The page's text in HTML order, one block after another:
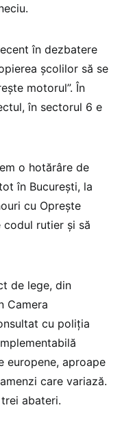
în dezbatere
școlilor să se
motorul”. În
în sectorul 6 e
o hotărâre de
în București, la
cu Oprește
codul rutier și să
de lege, din
Camera
cu poliția
europene, aproape
care variază.
abateri.